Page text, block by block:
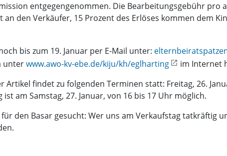
entgegengenommen. Die Bearbeitungsgebühr pro
an den Verkäufer, 15 Prozent des Erlöses kommen dem
bis zum 19. Januar per E-Mail unter:
unterwww.awo-kv-ebe.de/kiju/kh/eglharting
im Internet
Artikel findet zu folgenden Terminen statt: Freitag, 26.
am Samstag, 27. Januar, von 16 bis 17 Uhr möglich.
den Basar gesucht: Wer uns am Verkaufstag tatkräftig